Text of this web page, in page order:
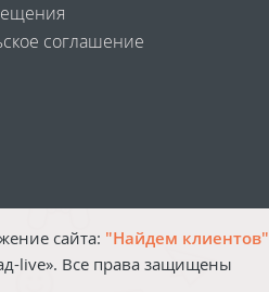
соглашение
сайта: "Найдем клиентов"
live». Все права защищены